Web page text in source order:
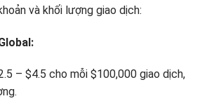
và khối lượng giao dịch:
– $4.5 cho mỗi $100,000 giao dịch,